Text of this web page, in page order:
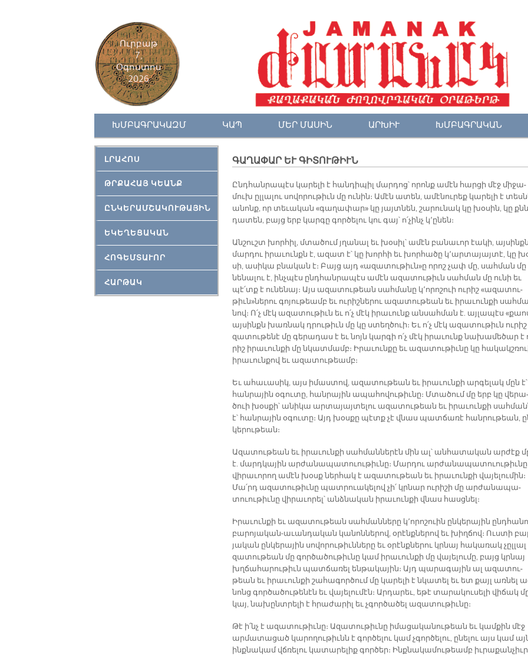
Ուրբաթ
7,
Օգոստոս
2026
ԽՄԲԱԳՐԱԿԱԶՄ ԿԱՊ ՄԵՐ ՄԱՍԻՆ ԱՐԽԻՒ ԽՄԲԱԳՐԱԿԱՆ
ԼՐԱՀՈՍ
ԹՐՔԱՀԱՅ ԿԵԱՆՔ
ԸՆԿԵՐԱՄՇԱԿՈՒԹԱՅԻՆ
ԵԿԵՂԵՑԱԿԱՆ
ՀՈԳԵՄՏԱՒՈՐ
ՀԱՐԹԱԿ
ԳԱՂԱՓԱՐ ԵՒ ԳԻՏՈՒԹԻՒՆ
Ընդ­հան­րա­պէս կա­րե­լի է հան­դի­պիլ մար­դոց՝ ո­րոնք ա­մէն հար­ցի մէջ մի­ջա­
մուխ ըլ­լա­լու սո­վո­րու­թիւն մը ու­նին։ Ա­մէն ա­տեն, ա­մէ­նու­րեք կա­րե­լի է
ա­նոնք, որ տե­ւա­կան «գա­ղա­փար» կը յայտ­նեն, շա­րու­նակ կը խօ­սին, կը
դա­տեն, բայց երբ կար­գը գոր­ծե­լու կու գայ՝ ո՛­չինչ կ՚ը­նեն։
Ան­շուշտ խոր­հիլ, մտա­ծում յղա­նալ եւ խօ­սիլ՝ ա­մէն բա­նա­ւոր էա­կի, այ­սինքն
մար­դու ի­րա­ւունքն է, ա­զատ է՝ կը խոր­հի եւ խոր­հա­ծը կ՚ար­տա­յայ­տէ, կը
սի, ա­սի­կա բնա­կան է։ Բայց այդ «ա­զա­տու­թիւն»ը ո­րոշ չափ մը, սահ­ման մը
նե­նա­լու է, ինչ­պէս ընդ­հան­րա­պէս ա­մէն ա­զա­տու­թիւն սահ­ման մը ու­նի եւ
պէ՛տք է ու­նե­նայ։ Այս ա­զա­տու­թեան սահ­մա­նը կ՚ո­րո­շուի ու­րիշ «ա­զա­տու­
թիւն»նե­րու գո­յու­թեամբ եւ ու­րիշ­նե­րու ա­զա­տու­թեան եւ ի­րա­ւուն­քի
նով։ Ո՛չ մէկ ա­զա­տու­թիւն եւ ո՛չ մէկ ի­րա­ւունք ան­սահ­ման է. այ­լա­պէս
այ­սինքն խառ­նակ դրու­թիւն մը կը ստեղ­ծուի։ Եւ ո՛չ մէկ ա­զա­տու­թիւն
զա­տու­թե­նէ մը գե­րա­դաս է եւ նոյն կար­գի ո՛չ մէկ ի­րա­ւունք նա­խա­մե­ծար է
րիշ ի­րա­ւուն­քի մը նկատ­մամբ։ Ի­րա­ւուն­քը եւ ա­զա­տու­թիւ­նը կը
ի­րա­ւուն­քով եւ ա­զա­տու­թեամբ։
Եւ ա­հա­ւա­սիկ, այս ի­մաս­տով, ա­զա­տու­թեան եւ ի­րա­ւուն­քի ար­գե­լակ մըն է՝
հան­րա­յին օ­գու­տը, հան­րա­յին ա­պա­հո­վու­թիւ­նը։ Մտա­ծում մը երբ կը վե­րա­
ծուի խօս­քի՝ ա­նի­կա ար­տա­յայ­տե­լու ա­զա­տու­թեան եւ ի­րա­ւուն­քի
է՝ հան­րա­յին օ­գու­տը։ Այդ խօս­քը պէտք չէ վնաս պատ­ճա­ռէ հան­րու­թեան,
կե­րու­թեան։
Ա­զա­տու­թեան եւ ի­րա­ւուն­քի սահ­ման­նե­րէն մին ալ՝ ան­հա­տա­կան ար­ժէք
է. մարդ­կա­յին ար­ժա­նա­պա­տուու­թիւ­նը։ Մար­դու ար­ժա­նա­պա­տուու­թիւ­նը
վի­րա­ւո­րող ա­մէն խօսք ներ­հակ է ա­զա­տու­թեան եւ ի­րա­ւուն­քի վա­յե­լու­մին։
Մա՛րդ ա­զա­տու­թիւ­նը պատ­րուա­կե­լով չի՛ կրնար ու­րի­շի մը ար­ժա­նա­պա­
տուու­թիւ­նը վի­րա­ւո­րել՝ անձ­նա­կան ի­րա­ւուն­քի վնաս հասց­նել։
Ի­րա­ւուն­քի եւ ա­զա­տու­թեան սահ­ման­նե­րը կ՚ո­րո­շուին ըն­կե­րա­յին
բա­րո­յա­կան-ա­ւան­դա­կան կա­նոն­նե­րով, օ­րէնք­նե­րով եւ խիղ­ճով։ Ուս­տի
յա­կան ըն­կե­րա­յին սո­վո­րու­թիւն­նե­րը եւ օ­րէնք­նե­րու կրնայ հա­կա­ռակ
զա­տու­թեան մը գոր­ծա­ծու­թիւ­նը կամ ի­րա­ւուն­քի մը վա­յե­լու­մը, բայց կրնայ
խղճա­հա­րու­թիւն պատ­ճա­ռել են­թա­կա­յին։ Այդ պա­րա­գա­յին ալ ա­զա­տու­
թեան եւ ի­րա­ւուն­քի շա­հա­գոր­ծում մը կա­րե­լի է նկա­տել եւ ետ քայլ առ­նել
նոնց գոր­ծա­ծու­թե­նէն եւ վա­յե­լու­մէն։ Ար­դա­րեւ, ե­թէ տա­րա­կու­սե­լի վի­ճակ
կայ, նա­խընտ­րե­լի է հրա­ժա­րիլ եւ չգոր­ծա­ծել ա­զա­տու­թիւ­նը։
Թէ ի՛նչ է ա­զա­տու­թիւ­նը։ Ա­զա­տու­թիւ­նը ի­մա­ցա­կա­նու­թեան եւ կամ­քին մէջ
ար­մա­տա­ցած կա­րո­ղու­թիւնն է գոր­ծե­լու կամ չգոր­ծե­լու, ը­նե­լու այս կամ
ինք­նա­կամ վճռե­լու կա­տա­րե­լիք գոր­ծեր։ Ինք­նա­կա­մու­թեամբ